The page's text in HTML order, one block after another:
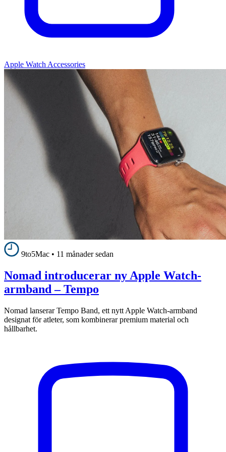
Apple Watch Accessories
9to5Mac • 11 månader sedan
Nomad introducerar ny Apple Watch-
armband – Tempo
Nomad lanserar Tempo Band, ett nytt Apple Watch-armband
designat för atleter, som kombinerar premium material och
hållbarhet.